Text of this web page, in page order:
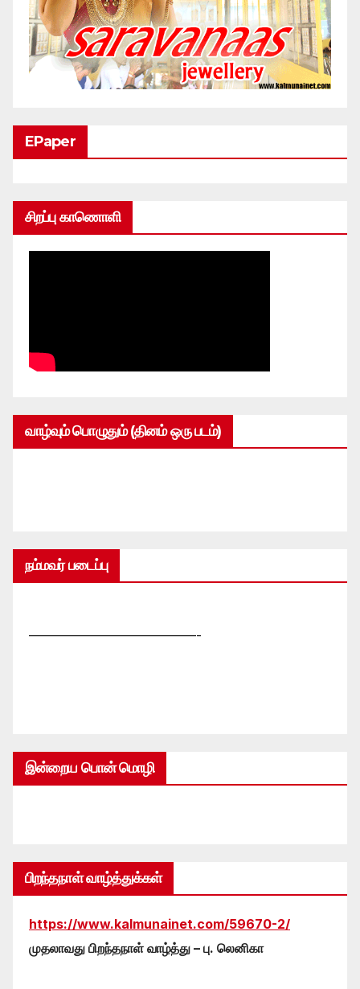
EPaper
சிறப்பு காணொளி
வாழ்வும் பொழுதும் (தினம் ஒரு படம்)
நம்மவர் படைப்பு
—————————————-
இன்றைய பொன் மொழி
பிறந்தநாள் வாழ்த்துக்கள்
https://www.kalmunainet.com/59670-2/
முதலாவது பிறந்தநாள் வாழ்த்து – பு. லெனிகா